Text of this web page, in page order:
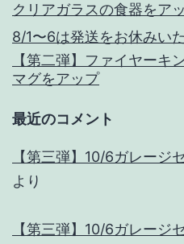
クリアガラスの食器をア
8/1〜6は発送をお休みい
【第二弾】ファイヤーキ
マグをアップ
最近のコメント
【第三弾】10/6ガレージ
より
【第三弾】10/6ガレージ